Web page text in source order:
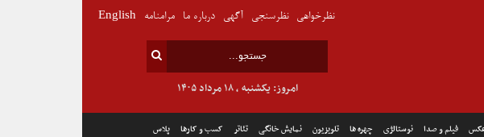
فیلم و صدا نوستالژی چهره ها تلویزیون نمایش خانگی تئاتر کسب و کارها پلاس
امروز: یکشنبه , ۱۸ مرداد ۱۴۰۵
نظرخواهی نظرسنجی آگهی درباره ما مرامنامه English